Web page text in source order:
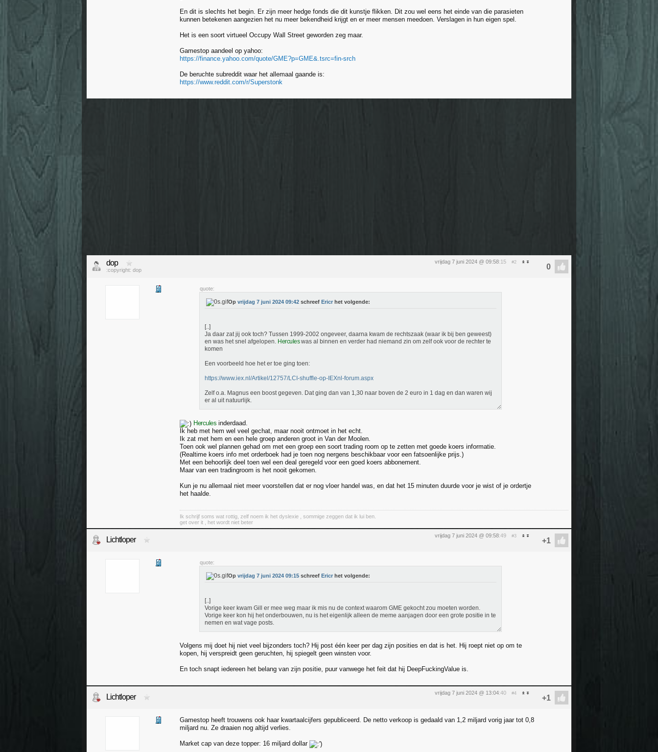
En dit is slechts het begin. Er zijn meer hedge fonds die dit kunstje flikken. Dit zou wel eens het einde van die parasieten
kunnen betekenen aangezien het nu meer bekendheid krijgt en er meer mensen meedoen. Verslagen in hun eigen spel.
Het is een soort virtueel Occupy Wall Street geworden zeg maar.
Gamestop aandeel op yahoo:
https://finance.yahoo.com/quote/GME?p=GME&.tsrc=fin-srch
De beruchte subreddit waar het allemaal gaande is:
https://www.reddit.com/r/Superstonk
vrijdag 7 juni 2024 @ 09:58:15 #2
dop
:copyright: dop
quote:
Op vrijdag 7 juni 2024 09:42 schreef Ericr het volgende:
[..]
Ja daar zat jij ook toch? Tussen 1999-2002 ongeveer, daarna kwam de rechtszaak (waar ik bij ben geweest)
en was het snel afgelopen. Herculeswas al binnen en verder had niemand zin om zelf ook voor de rechter te
komen
Een voorbeeld hoe het er toe ging toen:
https://www.iex.nl/Artikel/12757/LCI-shuffle-op-IEXnl-forum.aspx
Zelf o.a. Magnus een boost gegeven. Dat ging dan van 1,30 naar boven de 2 euro in 1 dag en dan waren wij
er al uit natuurlijk.
Hercules inderdaad.
Ik heb met hem wel veel gechat, maar nooit ontmoet in het echt.
Ik zat met hem en een hele groep anderen groot in Van der Moolen.
Toen ook wel plannen gehad om met een groep een soort trading room op te zetten met goede koers informatie.
(Realtime koers info met orderboek had je toen nog nergens beschikbaar voor een fatsoenlijke prijs.)
Met een behoorlijk deel toen wel een deal geregeld voor een goed koers abbonement.
Maar van een tradingroom is het nooit gekomen.
Kun je nu allemaal niet meer voorstellen dat er nog vloer handel was, en dat het 15 minuten duurde voor je wist of je ordertje
het haalde.
Ik schrijf soms wat rottig, zelf noem ik het dyslexie , sommige zeggen dat ik lui ben.
get over it , het wordt niet beter
vrijdag 7 juni 2024 @ 09:58:49 #3
Lichtloper
quote:
Op vrijdag 7 juni 2024 09:15 schreef Ericr het volgende:
[..]
Vorige keer kwam Gill er mee weg maar ik mis nu de context waarom GME gekocht zou moeten worden.
Vorige keer kon hij het onderbouwen, nu is het eigenlijk alleen de meme aanjagen door een grote positie in te
nemen en wat vage posts.
Volgens mij doet hij niet veel bijzonders toch? Hij post één keer per dag zijn posities en dat is het. Hij roept niet op om te
kopen, hij verspreidt geen geruchten, hij spiegelt geen winsten voor.
En toch snapt iedereen het belang van zijn positie, puur vanwege het feit dat hij DeepFuckingValue is.
vrijdag 7 juni 2024 @ 13:04:40 #4
Lichtloper
Gamestop heeft trouwens ook haar kwartaalcijfers gepubliceerd. De netto verkoop is gedaald van 1,2 miljard vorig jaar tot 0,8
miljard nu. Ze draaien nog altijd verlies.
Market cap van deze topper: 16 miljard dollar